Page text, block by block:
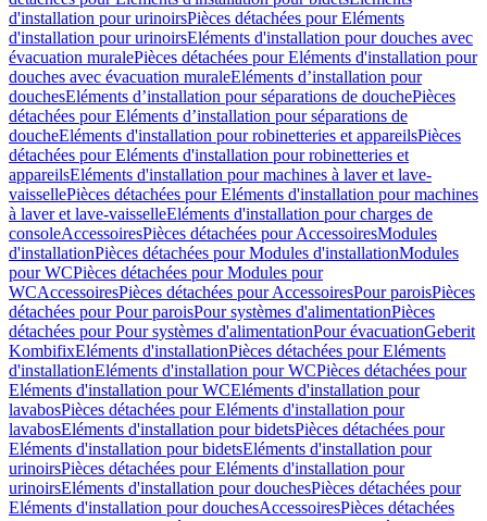
d'installation pour urinoirsPièces détachées pour Eléments
d'installation pour urinoirsEléments d'installation pour douches avec
évacuation muralePièces détachées pour Eléments d'installation pour
douches avec évacuation muraleEléments d’installation pour
douchesEléments d’installation pour séparations de douchePièces
détachées pour Eléments d’installation pour séparations de
doucheEléments d'installation pour robinetteries et appareilsPièces
détachées pour Eléments d'installation pour robinetteries et
appareilsEléments d'installation pour machines à laver et lave-
vaissellePièces détachées pour Eléments d'installation pour machines
à laver et lave-vaisselleEléments d'installation pour charges de
consoleAccessoiresPièces détachées pour AccessoiresModules
d'installationPièces détachées pour Modules d'installationModules
pour WCPièces détachées pour Modules pour
WCAccessoiresPièces détachées pour AccessoiresPour paroisPièces
détachées pour Pour paroisPour systèmes d'alimentationPièces
détachées pour Pour systèmes d'alimentationPour évacuationGeberit
KombifixEléments d'installationPièces détachées pour Eléments
d'installationEléments d'installation pour WCPièces détachées pour
Eléments d'installation pour WCEléments d'installation pour
lavabosPièces détachées pour Eléments d'installation pour
lavabosEléments d'installation pour bidetsPièces détachées pour
Eléments d'installation pour bidetsEléments d'installation pour
urinoirsPièces détachées pour Eléments d'installation pour
urinoirsEléments d'installation pour douchesPièces détachées pour
Eléments d'installation pour douchesAccessoiresPièces détachées